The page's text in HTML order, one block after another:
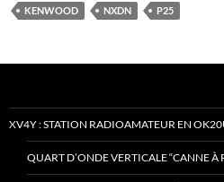
KENWOOD
NXDN P25
XV4Y : STATION RADIOAMATEUR EN
QUART D’ONDE VERTICALE “CANNE À